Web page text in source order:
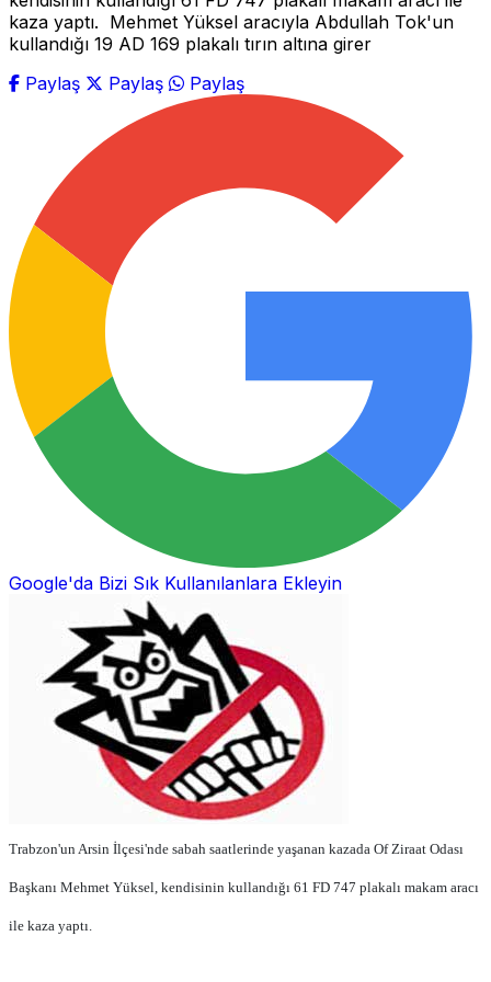
kaza yaptı. Mehmet Yüksel aracıyla Abdullah Tok'un
kullandığı 19 AD 169 plakalı tırın altına girer
Paylaş
Paylaş Paylaş
Google'da Bizi Sık Kullanılanlara Ekleyin
Trabzon'un Arsin İlçesi'nde sabah saatlerinde yaşanan kazada Of Ziraat Odası
Başkanı Mehmet Yüksel, kendisinin kullandığı 61 FD 747 plakalı makam aracı
ile kaza yaptı.